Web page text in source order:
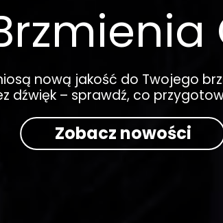
nową jakość do Twojego
dźwięk – sprawdź, co
Zobacz nowości